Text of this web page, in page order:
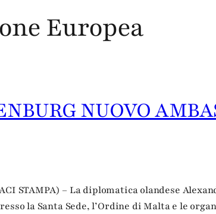
Europea
NUOVO
STAMPA) – La diplomatica olandese
la Santa Sede, l’Ordine di Malta e le